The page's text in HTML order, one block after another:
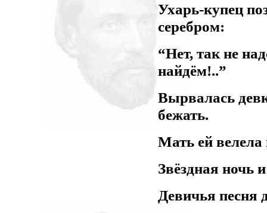
Ухарь-купец
серебром:
“Нет, так не
найдём!..”
Вырвалась
бежать.
Мать ей велела
Звёздная ночь
Девичья песня